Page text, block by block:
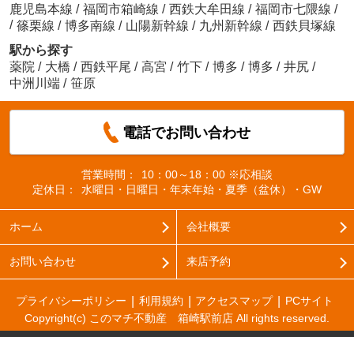
鹿児島本線 / 福岡市箱崎線 / 西鉄大牟田線 / 福岡市七隈線 /
/ 篠栗線 / 博多南線 / 山陽新幹線 / 九州新幹線 / 西鉄貝塚線
駅から探す
薬院 / 大橋 / 西鉄平尾 / 高宮 / 竹下 / 博多 / 博多 / 井尻 /
中洲川端 / 笹原
電話でお問い合わせ
営業時間：
10：00～18：00 ※応相談
定休日：
水曜日・日曜日・年末年始・夏季（盆休）・GW
ホーム 会社概要
お問い合わせ 来店予約
プライバシーポリシー 利用規約 アクセスマップ
PCサイト
Copyright(c) このマチ不動産 箱崎駅前店 All rights reserved.